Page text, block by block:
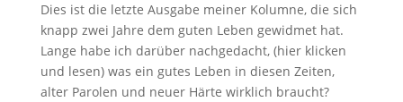
Dies ist die letzte Ausgabe meiner Kolumne, die sich
knapp zwei Jahre dem guten Leben gewidmet hat.
Lange habe ich darüber nachgedacht, (hier klicken
und lesen) was ein gutes Leben in diesen Zeiten,
alter Parolen und neuer Härte wirklich braucht?